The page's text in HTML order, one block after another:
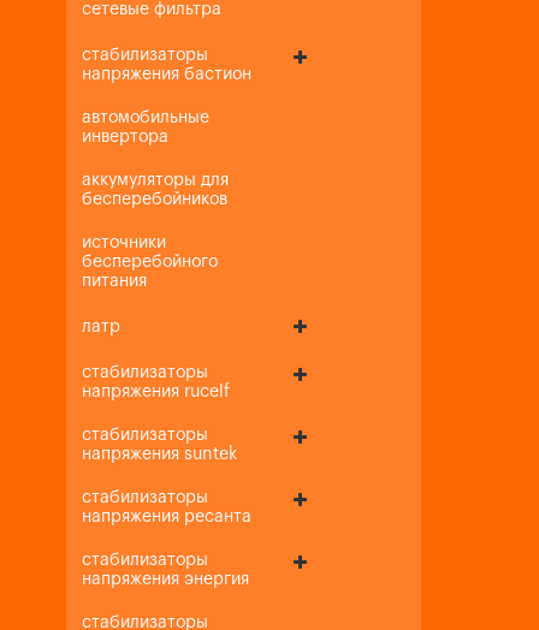
сетевые фильтра
стабилизаторы
напряжения бастион
автомобильные
инвертора
аккумуляторы для
бесперебойников
источники
бесперебойного
питания
латр
стабилизаторы
напряжения rucelf
стабилизаторы
напряжения suntek
стабилизаторы
напряжения ресанта
стабилизаторы
напряжения энергия
стабилизаторы